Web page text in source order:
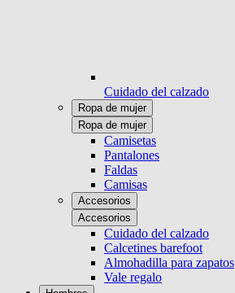
Cuidado del calzado
Ropa de mujer
Ropa de mujer
Camisetas
Pantalones
Faldas
Camisas
Accesorios
Accesorios
Cuidado del calzado
Calcetines barefoot
Almohadilla para zapatos
Vale regalo